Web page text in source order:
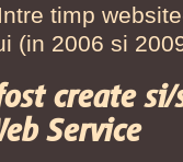
timp
(in 2006 si
create si/
Service